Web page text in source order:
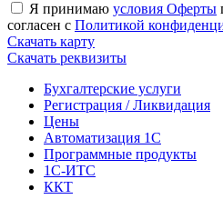
Я принимаю условия Оферты
согласен с Политикой
Скачать карту
Скачать реквизиты
Бухгалтерские услуги
Регистрация / Ликвидация
Цены
Автоматизация 1С
Программные продукты
1С-ИТС
ККТ